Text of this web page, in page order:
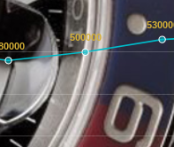
500000